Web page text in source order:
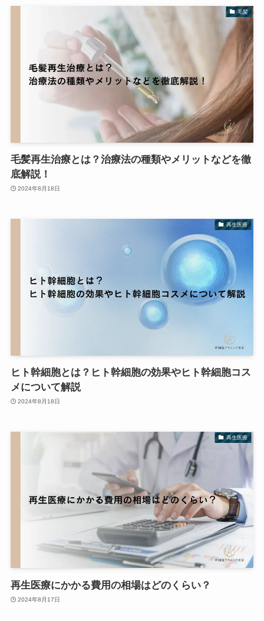
毛髪
毛髪再生治療とは？治療法の種類やメリットなどを徹
底解説！
2024年8月18日
再生医療
ヒト幹細胞とは？ヒト幹細胞の効果やヒト幹細胞コス
メについて解説
2024年8月18日
再生医療
再生医療にかかる費用の相場はどのくらい？
2024年8月17日